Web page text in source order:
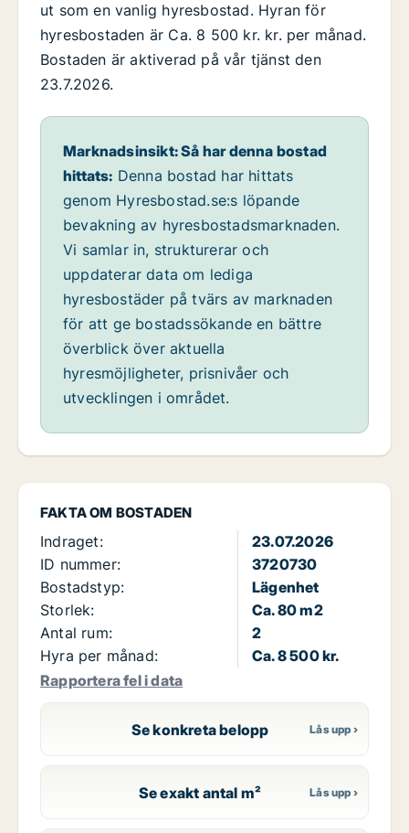
FAKTA OM BOSTADEN
Indraget:
23.07.2026
ID nummer:
3720730
Bostadstyp:
Lägenhet
Storlek:
Ca. 80 m2
Antal rum:
2
Hyra per månad:
Ca. 8 500 kr.
Rapportera fel i data
Se konkreta belopp
Se exakt antal m²
ut som en vanlig hyresbostad. Hyran för
hyresbostaden är Ca. 8 500 kr. kr. per månad.
Bostaden är aktiverad på vår tjänst den
23.7.2026.
Marknadsinsikt: Så har denna bostad
hittats: Denna bostad har hittats
genom Hyresbostad.se:s löpande
bevakning av hyresbostadsmarknaden.
Vi samlar in, strukturerar och
uppdaterar data om lediga
hyresbostäder på tvärs av marknaden
för att ge bostadssökande en bättre
överblick över aktuella
hyresmöjligheter, prisnivåer och
utvecklingen i området.